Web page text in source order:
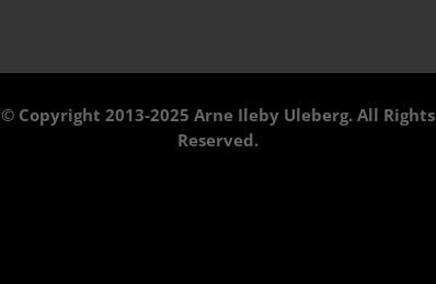
© Copyright 2013-2025 Arne Ileby Uleberg. All Rights
Reserved.